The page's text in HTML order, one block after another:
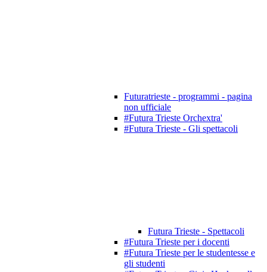
Futuratrieste - programmi - pagina
non ufficiale
#Futura Trieste Orchextra'
#Futura Trieste - Gli spettacoli
Futura Trieste - Spettacoli
#Futura Trieste per i docenti
#Futura Trieste per le studentesse e
gli studenti